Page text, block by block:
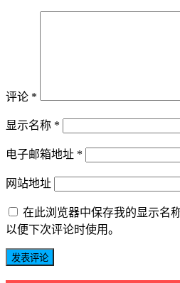
评论 *
显示名称 *
电子邮箱地址 *
网站地址
在此浏览器中保存我的显示名
以便下次评论时使用。